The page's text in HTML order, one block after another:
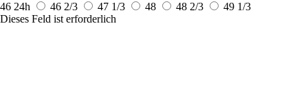
46 24h 46 2/3 47 1/3 48 48 2/3
49 1/3
Dieses Feld ist erforderlich